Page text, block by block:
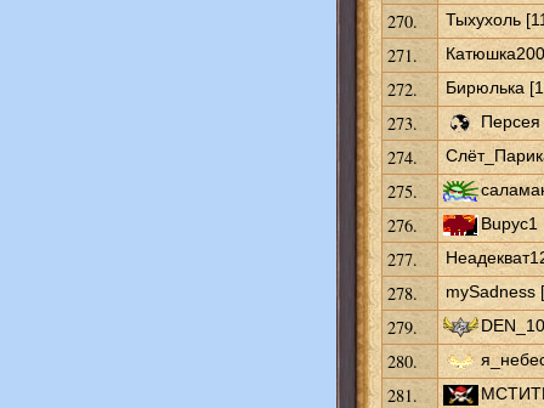
270. Тыхухоль
271.
272. Бирюлька
273. Персея
274.
275.
276. Bupyc1
277.
278. mySadness
279.
280.
281.